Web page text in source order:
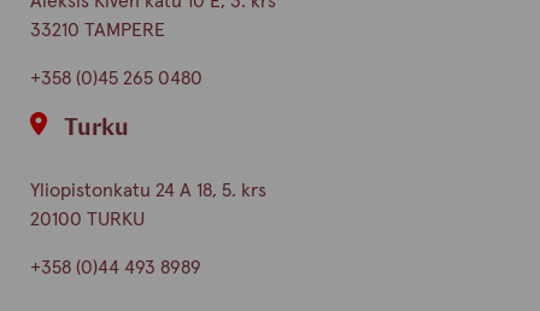
33210 TAMPERE
+358 (0)45 265 0480
Turku
Yliopistonkatu 24 A 18, 5. krs
20100 TURKU
+358 (0)44 493 8989